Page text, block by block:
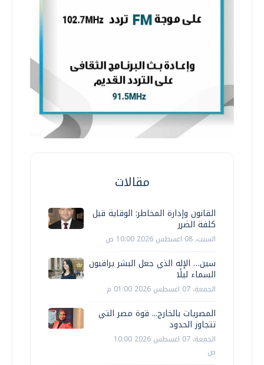
مقالات
القانون وإدارة المخاطر: الوقاية قبل
كلفة الضرر
السبت، 08 اغسطس 2026 10:00 ص
سين… الإله الذي جعل البشر يراقبون
السماء ليلًا
الجمعة، 07 اغسطس 2026 01:00 م
المصريات بالخارج... قوة مصر التي
تتجاوز الحدود
الجمعة، 07 اغسطس 2026 10:00
ص